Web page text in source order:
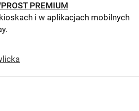
PREMIUM
i w aplikacjach mobilnych
.